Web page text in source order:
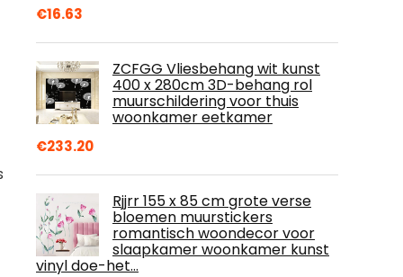
€16.63
ZCFGG Vliesbehang wit kunst
400 x 280cm 3D-behang rol
muurschildering voor thuis
woonkamer eetkamer
€233.20
Rjjrr 155 x 85 cm grote verse
bloemen muurstickers
romantisch woondecor voor
slaapkamer woonkamer kunst
vinyl doe-het…